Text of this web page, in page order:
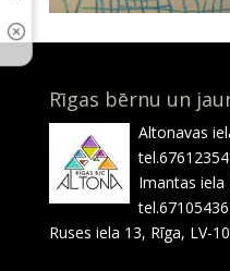
Rīgas bērnu un
Altonavas
tel.67612354
Imantas iela
tel.67105436
Ruses iela 13, Rīga, LV-